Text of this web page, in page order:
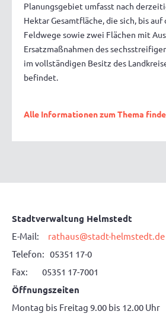
Planungsgebiet umfasst nach
Hektar Gesamtfläche, die sich, bis
Feldwege sowie zwei Flächen mit
Ersatzmaßnahmen des
im vollständigen Besitz des
befindet.
Alle Informationen zum Thema
Stadtverwaltung Helmstedt
E-Mail: rathaus@stadt-helmstedt.de
Telefon: 05351 17-0
Fax: 05351 17-7001
Öffnungszeiten
Montag bis Freitag 9.00 bis 12.00 Uhr